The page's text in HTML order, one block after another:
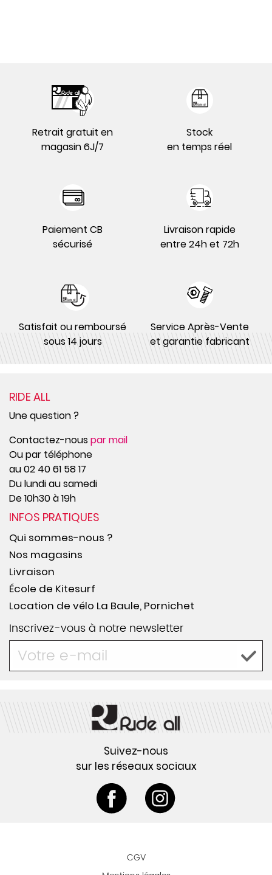
Retrait gratuit en
magasin 6J/7
Stock
en temps réel
Paiement CB
sécurisé
Livraison rapide
entre 24h et 72h
Satisfait ou remboursé
sous 14 jours
Service Après-Vente
et garantie fabricant
RIDE ALL
Une question ?
Contactez-nouspar mail
Ou par téléphone
au 02 40 61 58 17
Du lundi au samedi
De 10h30 à 19h
INFOS PRATIQUES
Qui sommes-nous ?
Nos magasins
Livraison
École de Kitesurf
Location de vélo La Baule, Pornichet
Inscrivez-vous à notre newsletter
Suivez-nous
sur les réseaux sociaux
CGV